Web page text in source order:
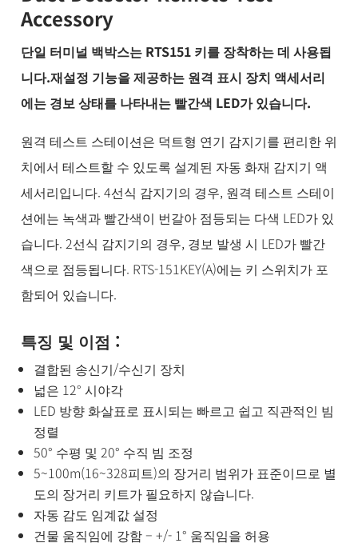
Accessory
단일 터미널 백박스는 RTS151 키를 장착하는 데 사용됩
니다.재설정 기능을 제공하는 원격 표시 장치 액세서리
에는 경보 상태를 나타내는 빨간색 LED가 있습니다.
원격 테스트 스테이션은 덕트형 연기 감지기를 편리한 위
치에서 테스트할 수 있도록 설계된 자동 화재 감지기 액
세서리입니다. 4선식 감지기의 경우, 원격 테스트 스테이
션에는 녹색과 빨간색이 번갈아 점등되는 다색 LED가 있
습니다. 2선식 감지기의 경우, 경보 발생 시 LED가 빨간
색으로 점등됩니다. RTS-151KEY(A)에는 키 스위치가 포
함되어 있습니다.
특징 및 이점 :
결합된 송신기/수신기 장치
넓은 12° 시야각
LED 방향 화살표로 표시되는 빠르고 쉽고 직관적인 빔
정렬
50° 수평 및 20° 수직 빔 조정
5~100m(16~328피트)의 장거리 범위가 표준이므로 별
도의 장거리 키트가 필요하지 않습니다.
자동 감도 임계값 설정
건물 움직임에 강함 – +/- 1° 움직임을 허용